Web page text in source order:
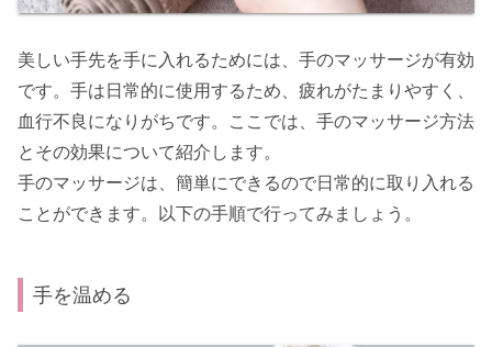
美しい手先を手に入れるためには、手のマッサージが有効
です。手は日常的に使用するため、疲れがたまりやすく、
血行不良になりがちです。ここでは、手のマッサージ方法
とその効果について紹介します。
手のマッサージは、簡単にできるので日常的に取り入れる
ことができます。以下の手順で行ってみましょう。
手を温める